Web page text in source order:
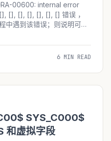
00600: internal error
[], [], [], [], [], [] 错误 ，
中遇到该错误；则说明可能
，一般需
6 MIN READ
SYS_C000$
和虚拟字段